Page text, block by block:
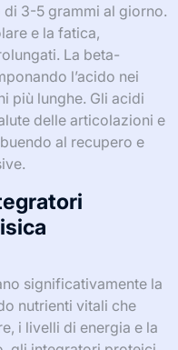
3-5 grammi al giorno.
e la fatica,
La beta-
l’acido nei
più lunghe. Gli acidi
delle articolazioni e
al recupero e
significativamente la
nutrienti vitali che
i livelli di energia e la